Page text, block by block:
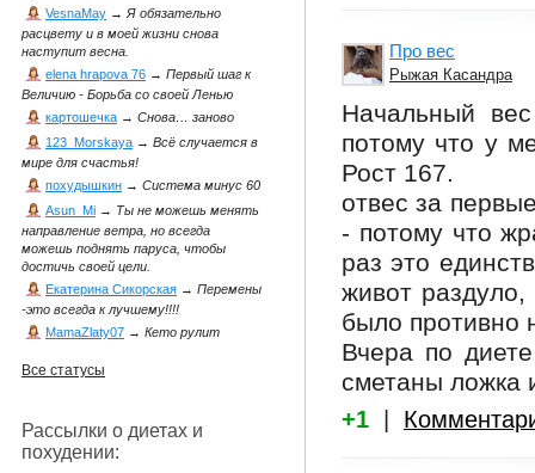
Про вес
Рыжая Касандра
Начальный
потому что у
Рост 167.
отвес за
- потому что
раз это
живот
было противно
Вчера по
сметаны ложка
+1
VesnaMay →Я обязательно
расцвету и в моей жизни снова
наступит весна.
elena hrapova 76 → Первый шаг к
Величию - Борьба со своей Ленью
картошечка → Снова… заново
123_Morskaya → Всё случается в
мире для счастья!
похудышкин → Система минус 60
Asun_Mi → Ты не можешь менять
направление ветра, но всегда
можешь поднять паруса, чтобы
достичь своей цели.
Екатерина Сикорская → Перемены
-это всегда к лучшему!!!!
MamaZlaty07 → Кето рулит
Все статусы
Рассылки о диетах и
похудении: